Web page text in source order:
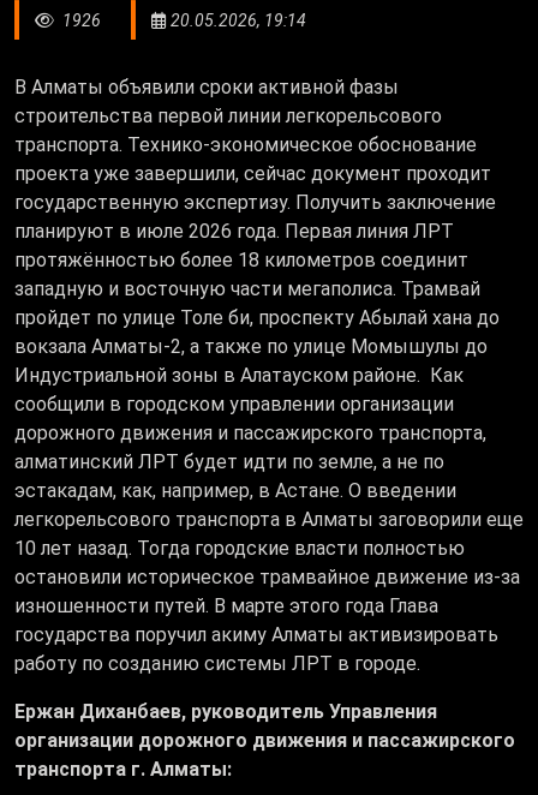
1926 20.05.2026, 19:14
В Алматы объявили сроки активной фазы
строительства первой линии легкорельсового
транспорта. Технико-экономическое обоснование
проекта уже завершили, сейчас документ проходит
государственную экспертизу. Получить заключение
планируют в июле 2026 года. Первая линия ЛРТ
протяжённостью более 18 километров соединит
западную и восточную части мегаполиса. Трамвай
пройдет по улице Толе би, проспекту Абылай хана до
вокзала Алматы-2, а также по улице Момышулы до
Индустриальной зоны в Алатауском районе. Как
сообщили в городском управлении организации
дорожного движения и пассажирского транспорта,
алматинский ЛРТ будет идти по земле, а не по
эстакадам, как, например, в Астане. О введении
легкорельсового транспорта в Алматы заговорили еще
10 лет назад. Тогда городские власти полностью
остановили историческое трамвайное движение из-за
изношенности путей. В марте этого года Глава
государства поручил акиму Алматы активизировать
работу по созданию системы ЛРТ в городе.
Ержан Диханбаев, руководитель Управления
организации дорожного движения и пассажирского
транспорта г. Алматы: